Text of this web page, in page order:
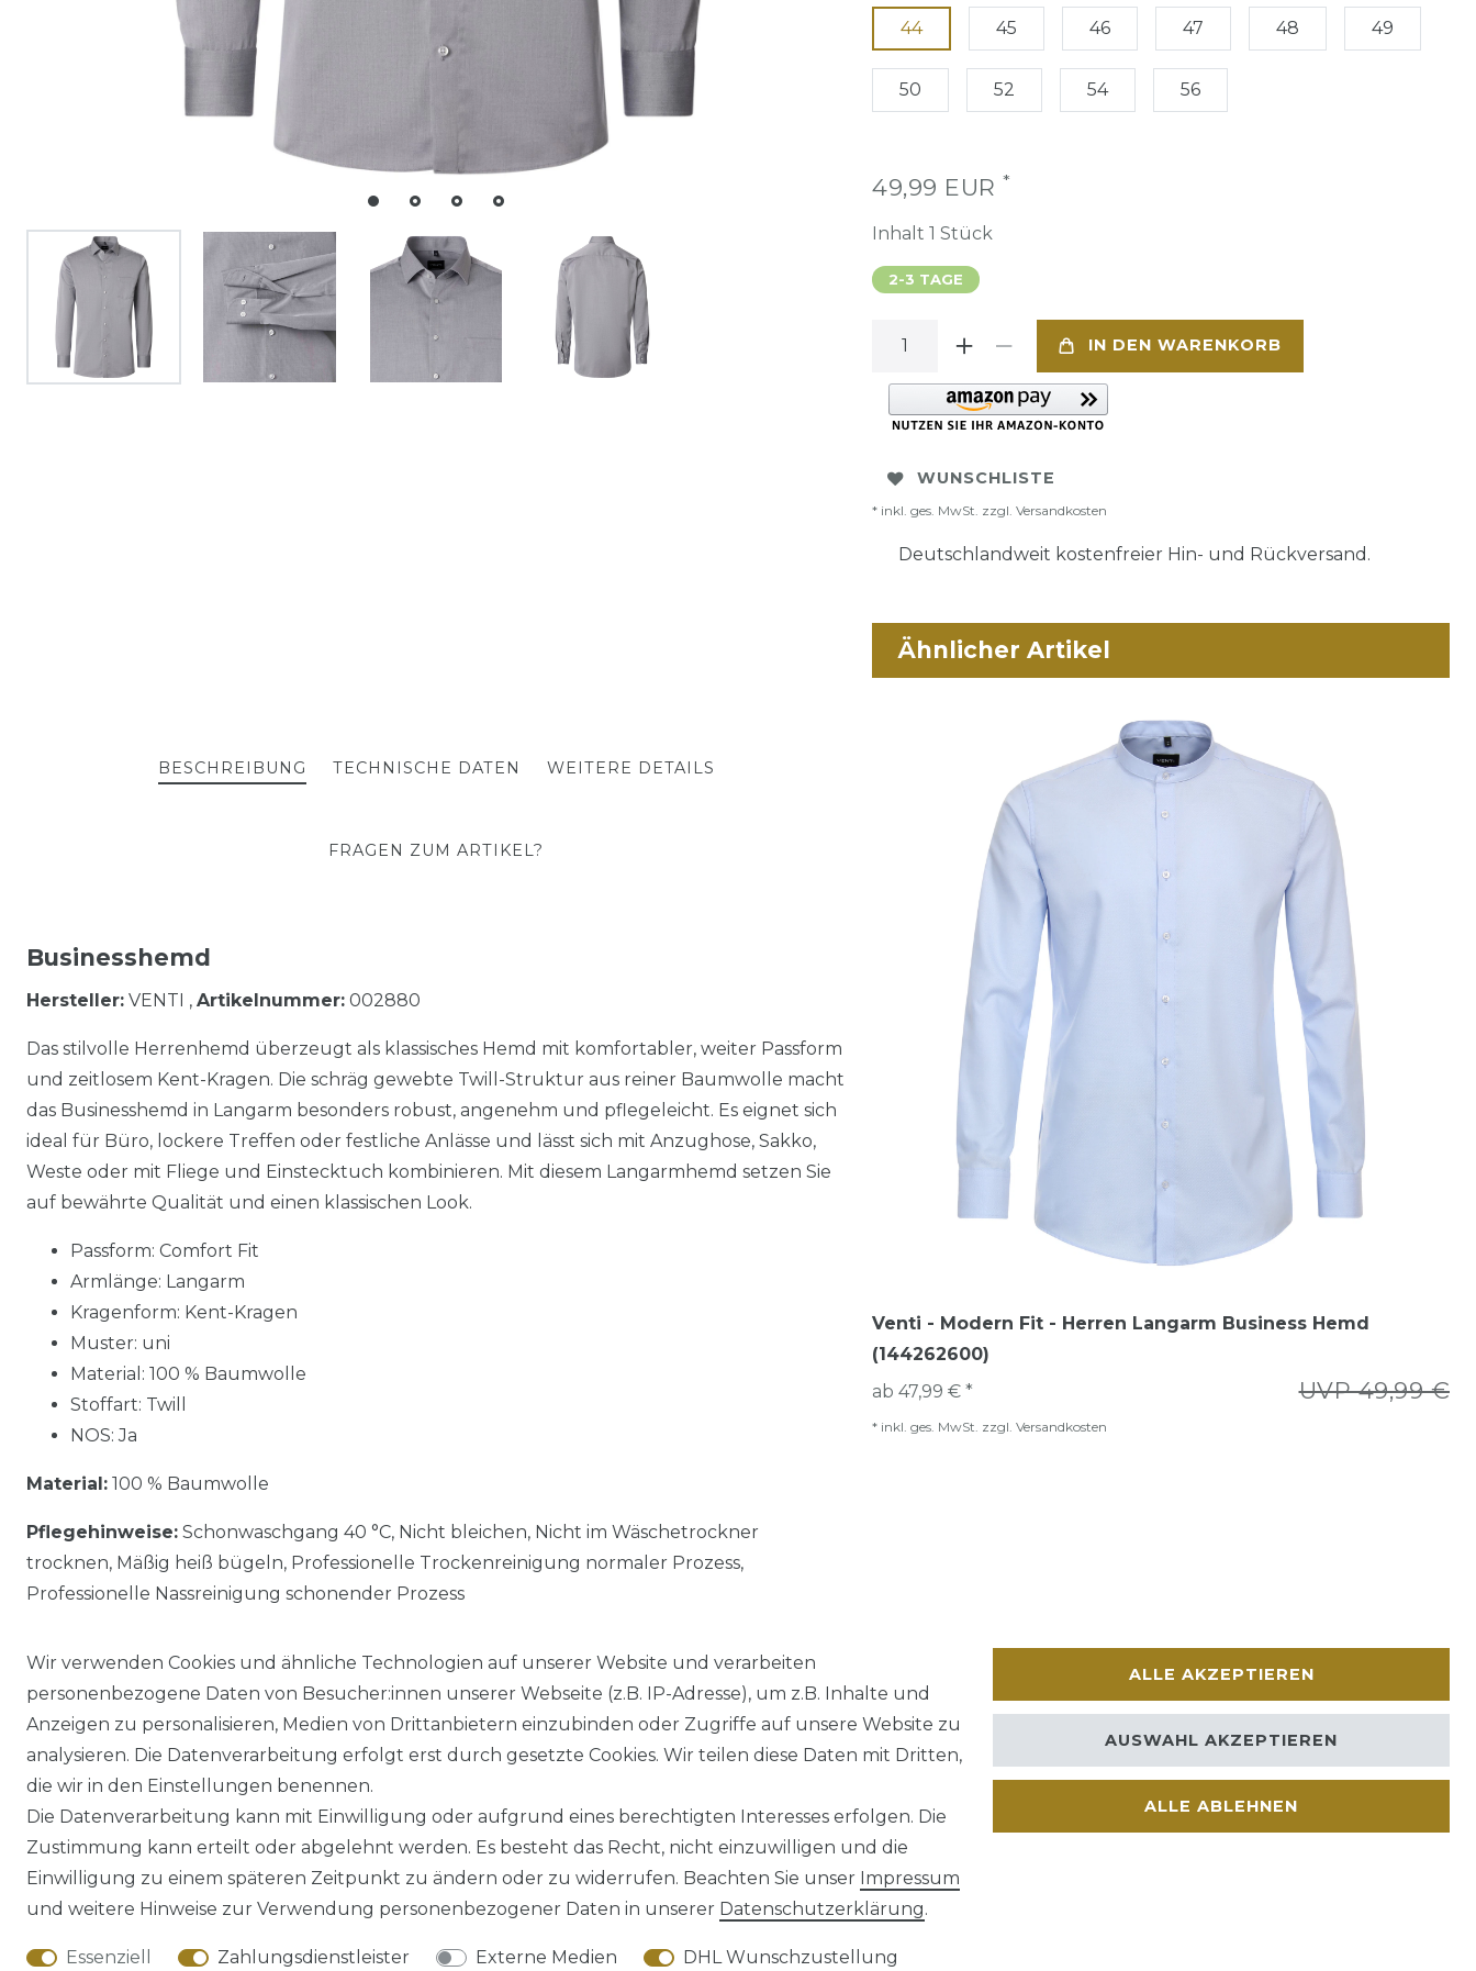
44 45 46 47 48 49
50 52 54 56
49,99 EUR *
Inhalt 1 Stück
2-3 TAGE
IN DEN WARENKORB
WUNSCHLISTE
* inkl. ges. MwSt. zzgl. Versandkosten
Deutschlandweit kostenfreier Hin- und Rückversand.
BESCHREIBUNG TECHNISCHE DATEN WEITERE DETAILS
FRAGEN ZUM ARTIKEL?
Businesshemd
Hersteller: VENTI , Artikelnummer: 002880
Das stilvolle Herrenhemd überzeugt als klassisches Hemd mit komfortabler, weiter Passform
und zeitlosem Kent-Kragen. Die schräg gewebte Twill-Struktur aus reiner Baumwolle macht
das Businesshemd in Langarm besonders robust, angenehm und pflegeleicht. Es eignet sich
ideal für Büro, lockere Treffen oder festliche Anlässe und lässt sich mit Anzughose, Sakko,
Weste oder mit Fliege und Einstecktuch kombinieren. Mit diesem Langarmhemd setzen Sie
auf bewährte Qualität und einen klassischen Look.
Passform: Comfort Fit
Armlänge: Langarm
Kragenform: Kent-Kragen
Muster: uni
Material: 100 % Baumwolle
Stoffart: Twill
NOS: Ja
Material: 100 % Baumwolle
Pflegehinweise: Schonwaschgang 40 °C, Nicht bleichen, Nicht im Wäschetrockner
trocknen, Mäßig heiß bügeln, Professionelle Trockenreinigung normaler Prozess,
Professionelle Nassreinigung schonender Prozess
Ähnlicher Artikel
Venti - Modern Fit - Herren Langarm Business Hemd
(144262600)
UVP 49,99 €
ab 47,99 € *
* inkl. ges. MwSt. zzgl. Versandkosten
Impressum Daten­schutz­erklärung AGB Barrierefreiheitserklärung Widerrufs­recht
Wir verwenden Cookies und ähnliche Technologien auf unserer Website und verarbeiten
personenbezogene Daten von Besucher:innen unserer Webseite (z.B. IP-Adresse), um z.B. Inhalte und
Anzeigen zu personalisieren, Medien von Drittanbietern einzubinden oder Zugriffe auf unsere Website zu
analysieren. Die Datenverarbeitung erfolgt erst durch gesetzte Cookies. Wir teilen diese Daten mit Dritten,
die wir in den Einstellungen benennen.
Die Datenverarbeitung kann mit Einwilligung oder aufgrund eines berechtigten Interesses erfolgen. Die
Zustimmung kann erteilt oder abgelehnt werden. Es besteht das Recht, nicht einzuwilligen und die
Einwilligung zu einem späteren Zeitpunkt zu ändern oder zu widerrufen. Beachten Sie unser Impressum
und weitere Hinweise zur Verwendung personenbezogener Daten in unserer Daten­schutz­erklärung.
Essenziell Zahlungsdienstleister Externe Medien DHL Wunschzustellung
ALLE AKZEPTIEREN
ALLE ABLEHNEN
AUSWAHL AKZEPTIEREN